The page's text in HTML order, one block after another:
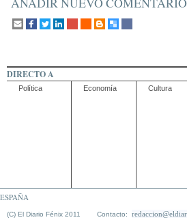
DIRECTO A
Política Economía Cultura
ESPAÑA
(C) El Diario Fénix 2011 Contacto: